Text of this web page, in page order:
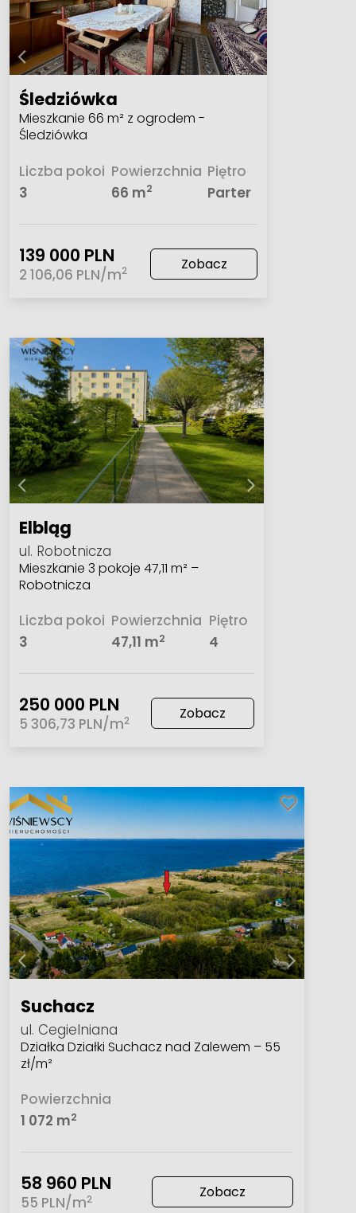
Śledziówka
Mieszkanie 66 m² z ogrodem -
Śledziówka
Liczba pokoi
3
Powierzchnia
66 m2
Piętro
Parter
139 000 PLN
2 106,06 PLN/m2 Zobacz
Elbląg
ul. Robotnicza
Mieszkanie 3 pokoje 47,11 m² –
Robotnicza
Liczba pokoi
3
Powierzchnia
47,11 m2
Piętro
4
250 000 PLN
5 306,73 PLN/m2 Zobacz
Suchacz
ul. Cegielniana
Działka Działki Suchacz nad Zalewem – 55
zł/m²
Powierzchnia
1 072 m2
58 960 PLN
55 PLN/m2 Zobacz